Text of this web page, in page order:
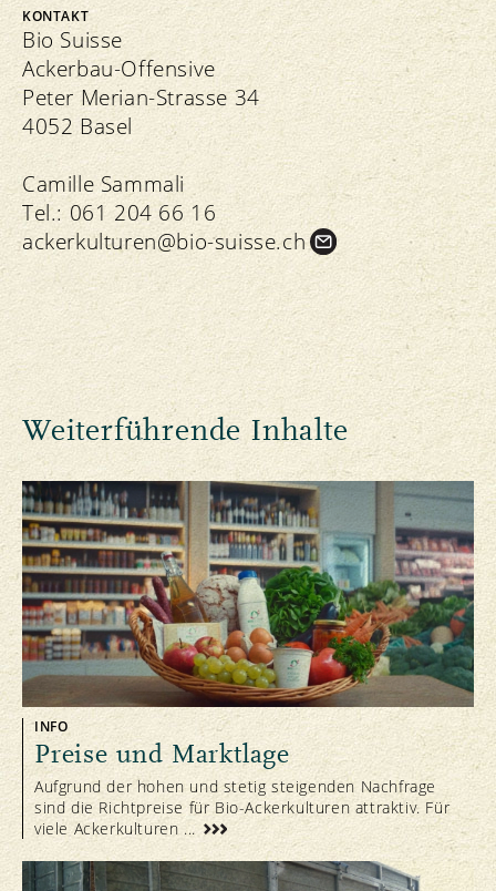
KONTAKT
Bio Suisse
Ackerbau-Offensive
Peter Merian-Strasse 34
4052 Basel
Camille Sammali
Tel.: 061 204 66 16
ackerkulturen@bio-suisse.ch
Weiterführende Inhalte
INFO
Preise und Marktlage
Aufgrund der hohen und stetig steigenden Nachfrage
sind die Richtpreise für Bio-Ackerkulturen attraktiv. Für
viele Ackerkulturen ...